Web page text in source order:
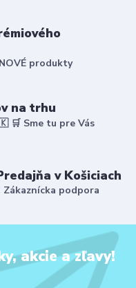
produkty
na trhu
🛒 Sme tu pre Vás
v Košiciach
Zákaznícka podpora
akcie a zľavy!